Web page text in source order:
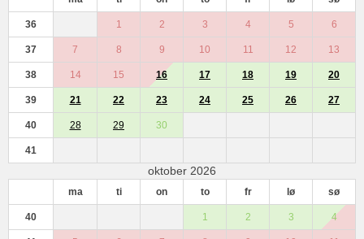
36 1 2 3 4 5 6
37 7 8 9 10 11 12 13
38 14 15 16 17 18 19 20
39 21 22 23 24 25 26 27
40 28 29 30
41
oktober 2026
ma ti on to fr lø sø
40 1 2 3 4